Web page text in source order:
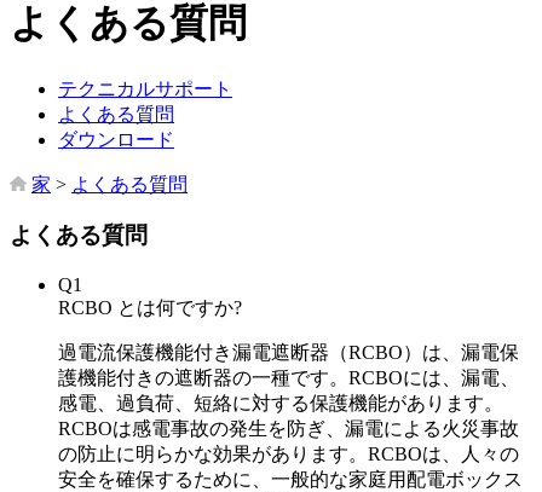
よくある質問
テクニカルサポート
よくある質問
ダウンロード
家 > よくある質問
よくある質問
Q1
RCBO とは何ですか?
過電流保護機能付き漏電遮断器（RCBO）は、漏電保
護機能付きの遮断器の一種です。RCBOには、漏電、
感電、過負荷、短絡に対する保護機能があります。
RCBOは感電事故の発生を防ぎ、漏電による火災事故
の防止に明らかな効果があります。RCBOは、人々の
安全を確保するために、一般的な家庭用配電ボックス